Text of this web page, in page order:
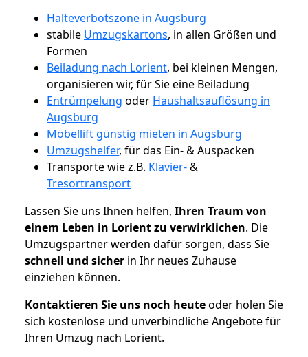
Halteverbotszone in Augsburg
stabile Umzugskartons, in allen Größen und
Formen
Beiladung nach Lorient, bei kleinen Mengen,
organisieren wir, für Sie eine Beiladung
Entrümpelung oder Haushaltsauflösung in
Augsburg
Möbellift günstig mieten in Augsburg
Umzugshelfer, für das Ein- & Auspacken
Transporte wie z.B. Klavier-&
Tresortransport
Lassen Sie uns Ihnen helfen, Ihren Traum von
einem Leben in Lorient zu verwirklichen. Die
Umzugspartner werden dafür sorgen, dass Sie
schnell und sicher in Ihr neues Zuhause
einziehen können.
Kontaktieren Sie uns noch heuteoder holen Sie
sich kostenlose und unverbindliche Angebote für
Ihren Umzug nach Lorient.